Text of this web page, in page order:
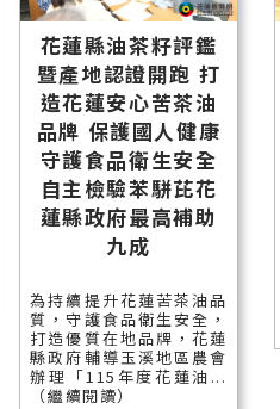
花蓮縣油茶籽評鑑
暨產地認證開跑 打
造花蓮安心苦茶油
品牌 保護國人健康
守護食品衛生安全
自主檢驗苯駢芘花
蓮縣政府最高補助
九成
為持續提升花蓮苦茶油品
質，守護食品衛生安全，
打造優質在地品牌，花蓮
縣政府輔導玉溪地區農會
辦理「115年度花蓮油...
（繼續閱讀）